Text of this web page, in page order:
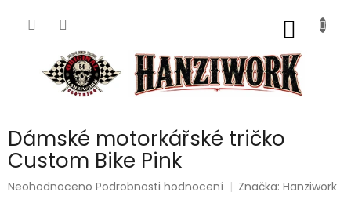
Dámské motorkářské tričko
Custom Bike Pink
Průměrné
Neohodnoceno Podrobnosti hodnocení Značka:Hanziwork